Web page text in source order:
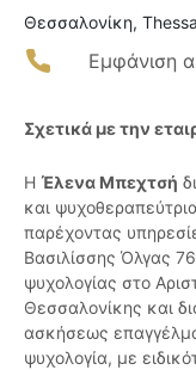
Θεσσαλονίκη,
Εμφάνιση
Σχετικά με την
Η Έλενα Μπεχτσή
και
παρέχοντας
Βασιλίσσης Όλγας
ψυχολογίας στο
Θεσσαλονίκης και
ασκήσεως
ψυχολογία, με